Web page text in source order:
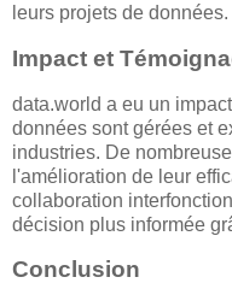
leurs projets de données.
Impact et
data.world a eu un
données sont gérées et
industries. De
l'amélioration de leur
collaboration
décision plus informée
Conclusion